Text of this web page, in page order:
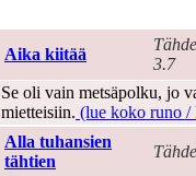
Aika kiitää
3.7
Se oli vain metsäpolku, jo
mietteisiin. (lue koko runo /
Alla tuhansien
tähtien